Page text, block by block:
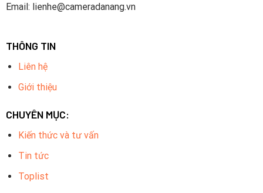
Email: lienhe@cameradanang.vn
THÔNG TIN
Liên hệ
Giới thiệu
CHUYÊN MỤC:
Kiến thức và tư vấn
Tin tức
Toplist